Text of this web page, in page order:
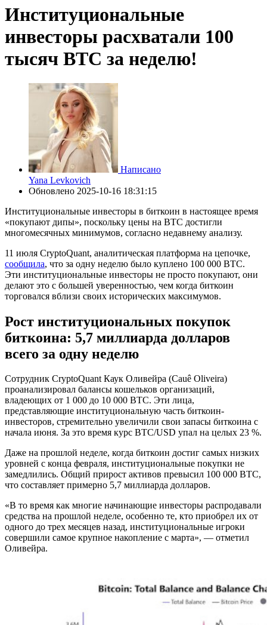
Институциональные
инвесторы расхватали 100
тысяч BTC за неделю!
Написано
Yana Levkovich
Обновлено 2025-10-16 18:31:15
Институциональные инвесторы в биткоин в настоящее время
«покупают дипы», поскольку цены на BTC достигли
многомесячных минимумов, согласно недавнему анализу.
11 июля CryptoQuant, аналитическая платформа на цепочке,
сообщила, что за одну неделю было куплено 100 000 BTC.
Эти институциональные инвесторы не просто покупают, они
делают это с большей уверенностью, чем когда биткоин
торговался вблизи своих исторических максимумов.
Рост институциональных покупок
биткоина: 5,7 миллиарда долларов
всего за одну неделю
Сотрудник CryptoQuant Каук Оливейра (Cauê Oliveira)
проанализировал балансы кошельков организаций,
владеющих от 1 000 до 10 000 BTC. Эти лица,
представляющие институциональную часть биткоин-
инвесторов, стремительно увеличили свои запасы биткоина с
начала июня. За это время курс BTC/USD упал на целых 23 %.
Даже на прошлой неделе, когда биткоин достиг самых низких
уровней с конца февраля, институциональные покупки не
замедлились. Общий прирост активов превысил 100 000 BTC,
что составляет примерно 5,7 миллиарда долларов.
«В то время как многие начинающие инвесторы распродавали
средства на прошлой неделе, особенно те, кто приобрел их от
одного до трех месяцев назад, институциональные игроки
совершили самое крупное накопление с марта», — отметил
Оливейра.